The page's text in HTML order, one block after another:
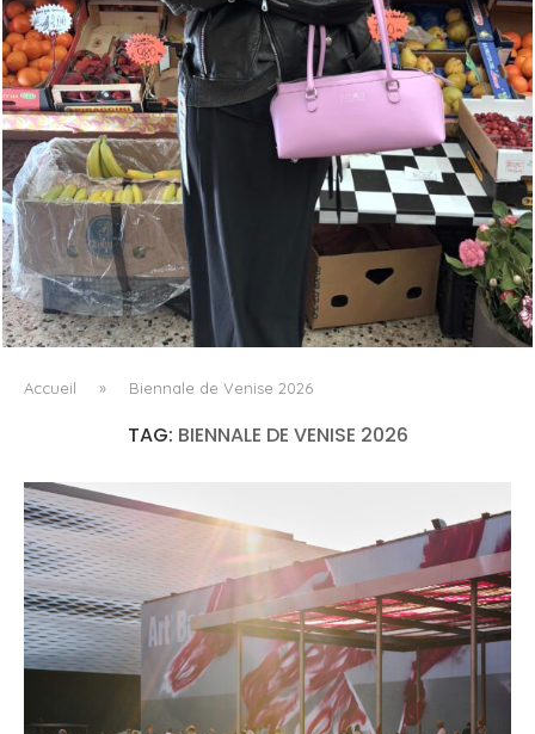
LE BAULETTO DE MM6 MAISON MARGIELA, OU LA
GÉOMÉTRIE COMME SEUL ORNEMENT
Accueil » Biennale de Venise 2026
TAG: BIENNALE DE VENISE 2026